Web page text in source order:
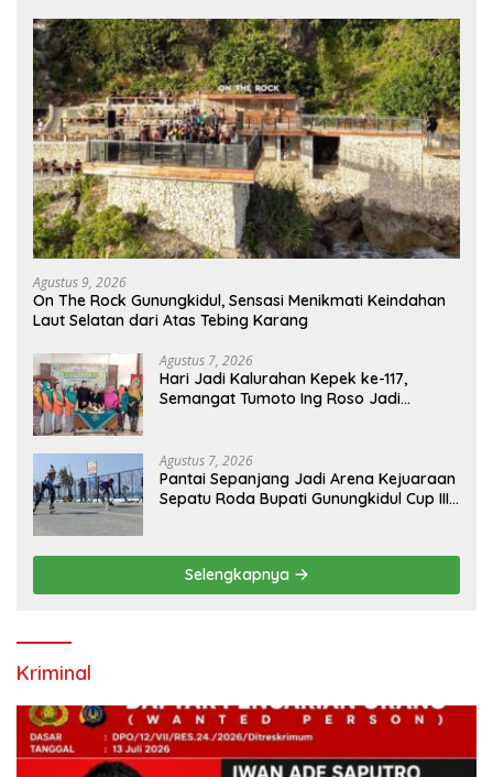
Agustus 9, 2026
On The Rock Gunungkidul, Sensasi Menikmati Keindahan
Laut Selatan dari Atas Tebing Karang
Agustus 7, 2026
Hari Jadi Kalurahan Kepek ke-117,
Semangat Tumoto Ing Roso Jadi
Agustus 7, 2026
Pantai Sepanjang Jadi Arena Kejuaraan
Sepatu Roda Bupati Gunungkidul Cup III
Selengkapnya
Kriminal